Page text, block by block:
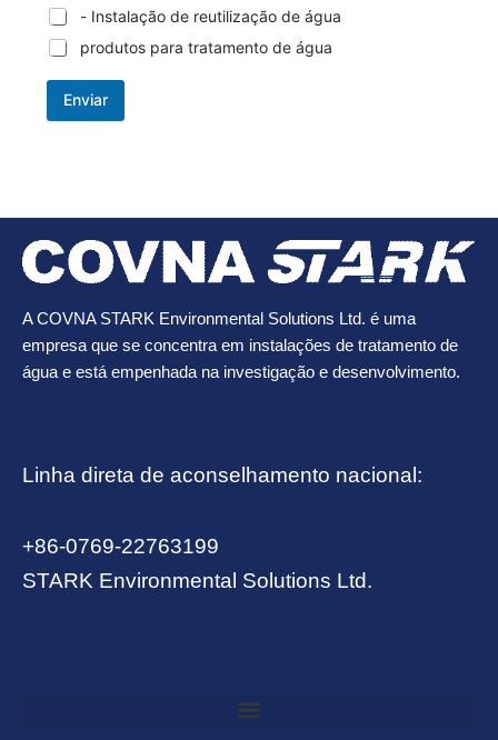
- Instalação de reutilização de água
produtos para tratamento de água
Enviar
A COVNA STARK Environmental Solutions Ltd. é uma
empresa que se concentra em instalações de tratamento de
água e está empenhada na investigação e desenvolvimento.
Linha direta de aconselhamento nacional:
+86-0769-22763199
STARK Environmental Solutions Ltd.